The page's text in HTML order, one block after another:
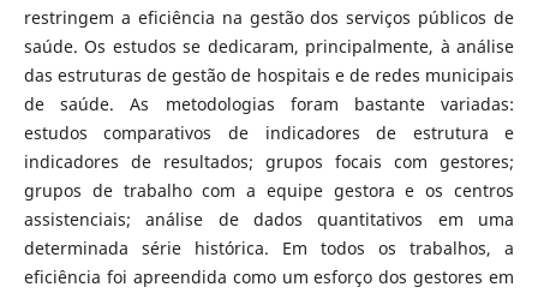
restringem a eficiência na gestão dos serviços públicos de
saúde. Os estudos se dedicaram, principalmente, à análise
das estruturas de gestão de hospitais e de redes municipais
de saúde. As metodologias foram bastante variadas:
estudos comparativos de indicadores de estrutura e
indicadores de resultados; grupos focais com gestores;
grupos de trabalho com a equipe gestora e os centros
assistenciais; análise de dados quantitativos em uma
determinada série histórica. Em todos os trabalhos, a
eficiência foi apreendida como um esforço dos gestores em